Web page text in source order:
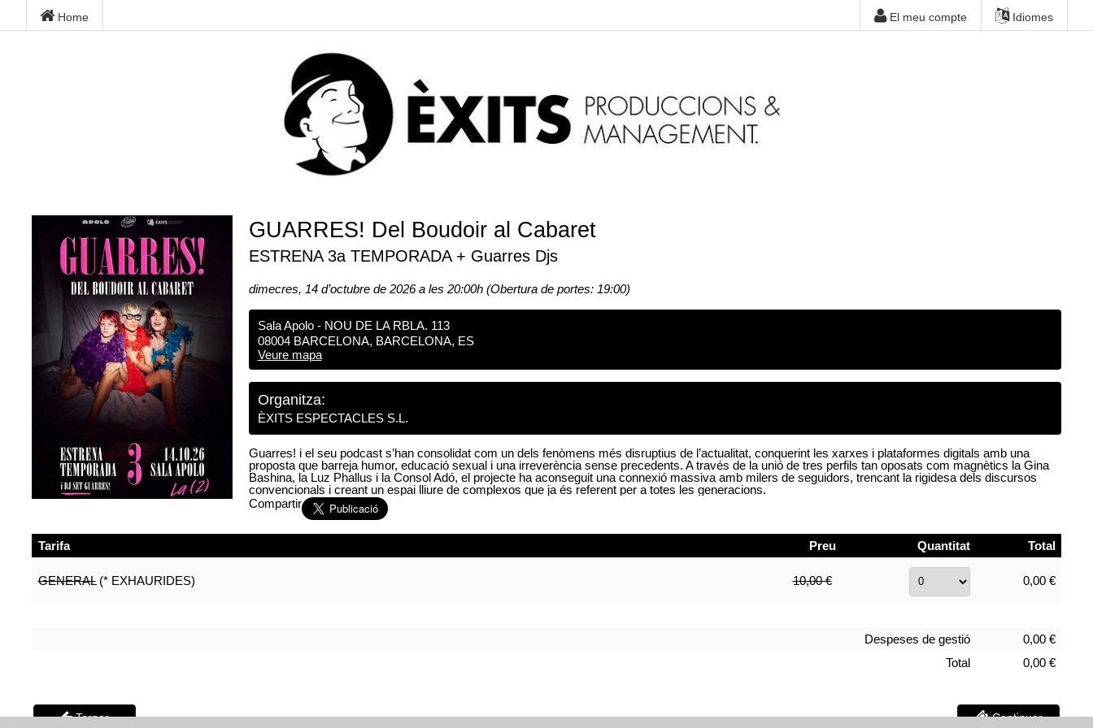
Home El meu compte Idiomes
GUARRES! Del Boudoir al Cabaret
ESTRENA 3a TEMPORADA + Guarres Djs
dimecres, 14 d’octubre de 2026 a les 20:00h (Obertura de portes: 19:00)
Sala Apolo - NOU DE LA RBLA. 113
08004 BARCELONA, BARCELONA, ES
Veure mapa
Organitza:
ÈXITS ESPECTACLES S.L.
Guarres! i el seu podcast s’han consolidat com un dels fenòmens més disruptius de l’actualitat, conquerint les xarxes i plataformes digitals amb una
proposta que barreja humor, educació sexual i una irreverència sense precedents. A través de la unió de tres perfils tan oposats com magnètics la Gina
Bashina, la Luz Phallus i la Consol Adó, el projecte ha aconseguit una connexió massiva amb milers de seguidors, trencant la rigidesa dels discursos
convencionals i creant un espai lliure de complexos que ja és referent per a totes les generacions.
Compartir
Tarifa Preu Quantitat Total
GENERAL (* EXHAURIDES) 10,00 € 0,00 €
Despeses de gestió
0,00 €
Total
0,00 €
Tornar Continuar